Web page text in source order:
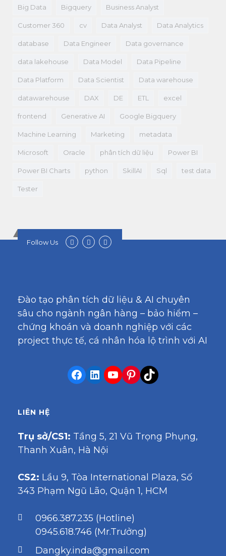
Big Data Bigquery Business Analyst
Customer 360 cv Data Analyst Data Analytics
database Data Engineer Data governance
data lakehouse Data Model Data Pipeline
Data Platform Data Scientist Data warehouse
datawarehouse DAX DE ETL excel
frontend Generative AI Google Bigquery
Machine Learning Marketing metadata
Microsoft Oracle phân tích dữ liệu Power BI
Power BI Charts python SkillAI Sql test data
Tester
Follow Us
Đào tạo phân tích dữ liệu & AI chuyên
sâu cho ngành ngân hàng – bảo hiểm –
chứng khoán và doanh nghiệp với các
project thực tế, cá nhân hóa lộ trình với AI
LIÊN HỆ
Trụ sở/CS1: Tầng 5, 21 Vũ Trọng Phụng,
Thanh Xuân, Hà Nội
CS2: Lầu 9, Tòa International Plaza, Số
343 Phạm Ngũ Lão, Quận 1, HCM
0966.387.235 (Hotline)
0945.618.746 (Mr.Trưởng)
Dangky.inda@gmail.com